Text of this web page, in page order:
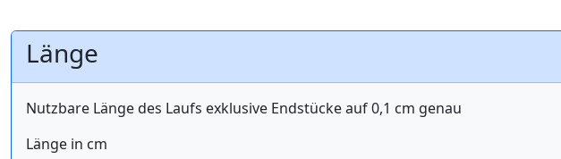
Länge
Nutzbare Länge des Laufs exklusive Endstücke auf 0,1 cm genau
Länge in cm